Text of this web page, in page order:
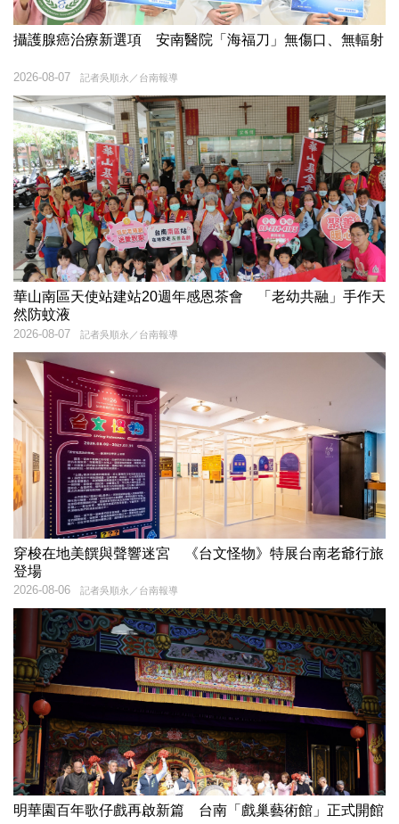
攝護腺癌治療新選項 安南醫院「海福刀」無傷口、無輻射
記者吳順永／台南報導
2026-08-07
華山南區天使站建站20週年感恩茶會 「老幼共融」手作天
然防蚊液
記者吳順永／台南報導
2026-08-07
穿梭在地美饌與聲響迷宮 《台文怪物》特展台南老爺行旅
登場
記者吳順永／台南報導
2026-08-06
明華園百年歌仔戲再啟新篇 台南「戲巢藝術館」正式開館